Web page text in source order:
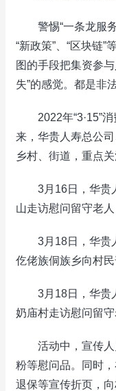
警惕“一条龙服务”
“新政策”、“区块链
图的手段把集资参
失”的感觉。都是非
2022年“3·15”消
来，华贵人寿总公
乡村、街道，重点关
3月16日，华贵人
山走访慰问留守老
3月18日，华贵人
仡佬族侗族乡向村民
3月18日，华贵人
奶庙村走访慰问留
活动中，宣传人
粉等慰问品。同时
退保等宣传折页，